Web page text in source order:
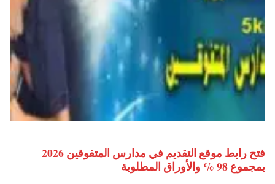
فتح رابط موقع التقديم في مدارس المتفوقين 2026
بمجموع 98 % والأوراق المطلوبة